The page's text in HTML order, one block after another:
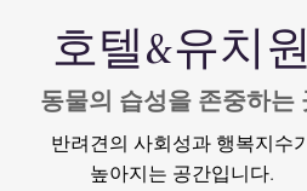
호텔&유치
동물의 습성을 존중하는
반려견의 사회성과 행복지수
높아지는 공간입니다.